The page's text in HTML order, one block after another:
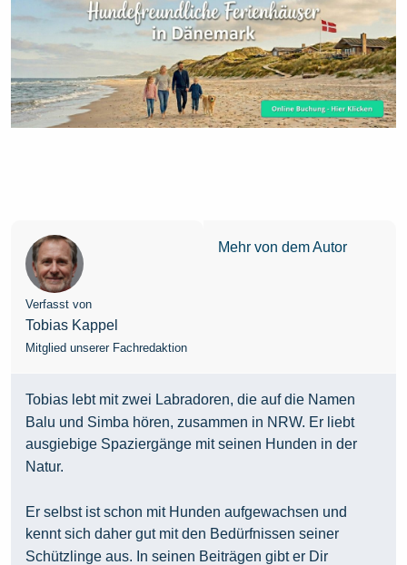
Verfasst von
Tobias Kappel
Mitglied unserer Fachredaktion
Mehr von dem Autor
Tobias lebt mit zwei Labradoren, die auf die Namen
Balu und Simba hören, zusammen in NRW. Er liebt
ausgiebige Spaziergänge mit seinen Hunden in der
Natur.
Er selbst ist schon mit Hunden aufgewachsen und
kennt sich daher gut mit den Bedürfnissen seiner
Schützlinge aus. In seinen Beiträgen gibt er Dir